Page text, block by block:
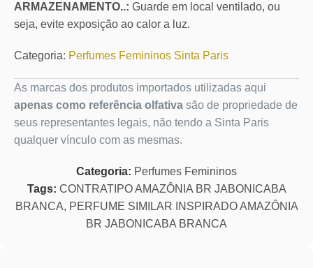
ARMAZENAMENTO..: Guarde em local ventilado, ou
seja, evite exposição ao calor a luz.
Categoria: Perfumes Femininos Sinta Paris
As marcas dos produtos importados utilizadas aqui
apenas como referência olfativa são de propriedade de
seus representantes legais, não tendo a Sinta Paris
qualquer vínculo com as mesmas.
Categoria: Perfumes Femininos
Tags: CONTRATIPO AMAZÔNIA BR JABONICABA
BRANCA, PERFUME SIMILAR INSPIRADO AMAZÔNIA
BR JABONICABA BRANCA